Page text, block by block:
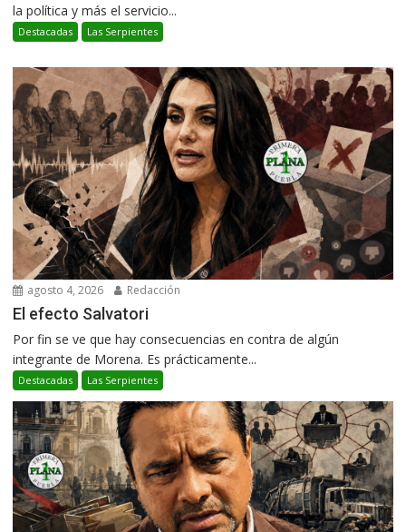
la política y más el servicio...
Destacadas Las Serpientes
agosto 4, 2026 Redacción
El efecto Salvatori
Por fin se ve que hay consecuencias en contra de algún
integrante de Morena. Es prácticamente...
Destacadas Las Serpientes